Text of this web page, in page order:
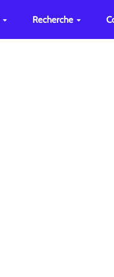
Recherche